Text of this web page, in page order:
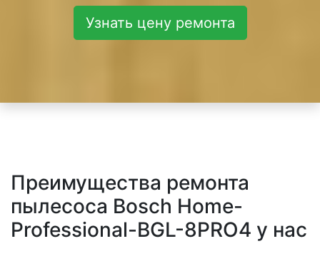
Узнать цену ремонта
Преимущества ремонта
пылесоса Bosch Home-
Professional-BGL-8PRO4 у нас